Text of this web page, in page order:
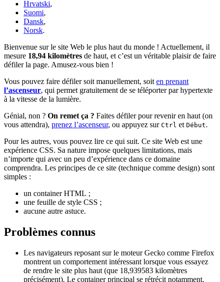
Hrvatski,
Suomi,
Dansk,
Norsk.
Bienvenue sur le site Web le plus haut du monde ! Actuellement, il
mesure 18,94 kilomètres de haut, et c’est un véritable plaisir de faire
défiler la page. Amusez-vous bien !
Vous pouvez faire défiler soit manuellement, soit en prenant
l’ascenseur, qui permet gratuitement de se téléporter par hypertexte
à la vitesse de la lumière.
Génial, non ? On remet ça ? Faites défiler pour revenir en haut (on
vous attendra), prenez l’ascenseur, ou appuyez sur Ctrl et Début.
Pour les autres, vous pouvez lire ce qui suit. Ce site Web est une
expérience CSS. Sa nature impose quelques limitations, mais
n’importe qui avec un peu d’expérience dans ce domaine
comprendra. Les principes de ce site (technique comme design) sont
simples :
un container HTML ;
une feuille de style CSS ;
aucune autre astuce.
Problèmes connus
Les navigateurs reposant sur le moteur Gecko comme Firefox
montrent un comportement intéressant lorsque vous essayez
de rendre le site plus haut (que 18,939583 kilomètres
précisément). Le container principal se rétrécit notamment,